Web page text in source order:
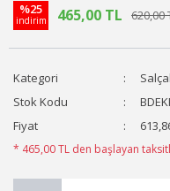
%25
indirim 465,00 TL 620,00
Kategori
Stok Kodu
Fiyat
* 465,00 TL den başlayan